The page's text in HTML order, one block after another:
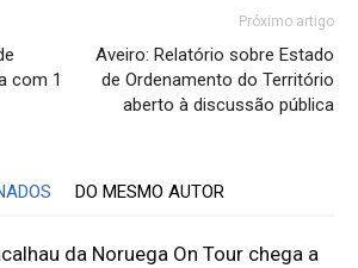
com 1
Próximo artigo
Aveiro: Relatório sobre Estado
de Ordenamento do Território
aberto à discussão pública
DO MESMO AUTOR
da Noruega On Tour chega a